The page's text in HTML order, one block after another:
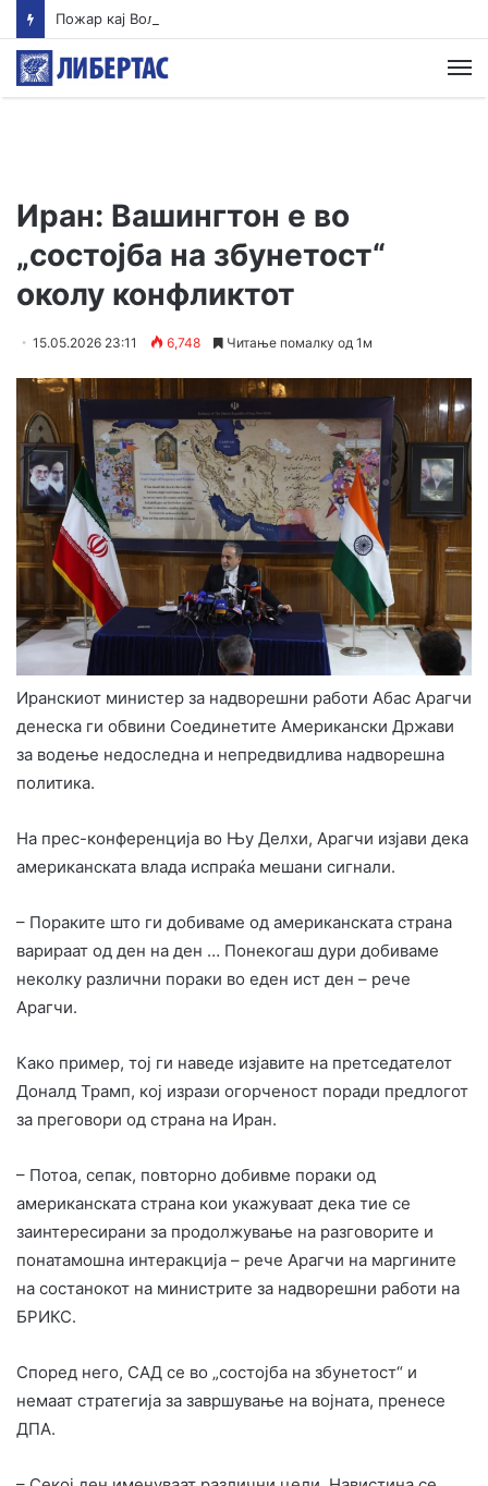
Иран: Вашингтон е во
„состојба на збунетост“
околу конфликтот
15.05.2026 23:11 6,748 Читање помалку од 1м
Иранскиот министер за надворешни работи Абас Арагчи
денеска ги обвини Соединетите Американски Држави
за водење недоследна и непредвидлива надворешна
политика.
На прес-конференција во Њу Делхи, Арагчи изјави дека
американската влада испраќа мешани сигнали.
– Пораките што ги добиваме од американската страна
варираат од ден на ден … Понекогаш дури добиваме
неколку различни пораки во еден ист ден – рече
Арагчи.
Како пример, тој ги наведе изјавите на претседателот
Доналд Трамп, кој изрази огорченост поради предлогот
за преговори од страна на Иран.
– Потоа, сепак, повторно добивме пораки од
американската страна кои укажуваат дека тие се
заинтересирани за продолжување на разговорите и
понатамошна интеракција – рече Арагчи на маргините
на состанокот на министрите за надворешни работи на
БРИКС.
Според него, САД се во „состојба на збунетост“ и
немаат стратегија за завршување на војната, пренесе
ДПА.